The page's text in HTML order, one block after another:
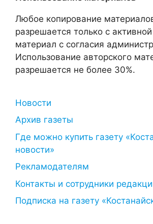
Любое копирование
разрешается только с
материал с согласия
Использование авторского
разрешается не более 30%.
Новости
Архив газеты
Где можно купить газету
новости»
Рекламодателям
Контакты и сотрудники
Подписка на газету